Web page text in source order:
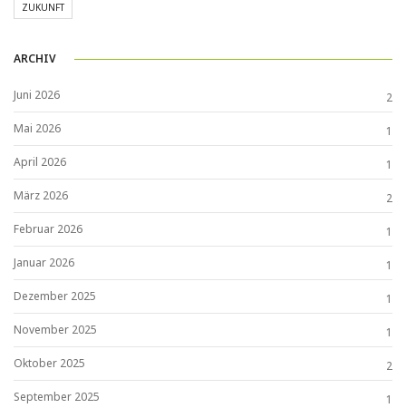
ZUKUNFT
ARCHIV
Juni 2026
2
Mai 2026
1
April 2026
1
März 2026
2
Februar 2026
1
Januar 2026
1
Dezember 2025
1
November 2025
1
Oktober 2025
2
September 2025
1